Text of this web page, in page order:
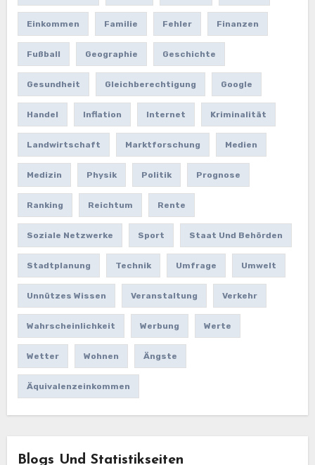
Einkommen Familie Fehler Finanzen
Fußball Geographie Geschichte
Gesundheit Gleichberechtigung Google
Handel Inflation Internet Kriminalität
Landwirtschaft Marktforschung Medien
Medizin Physik Politik Prognose
Ranking Reichtum Rente
Soziale Netzwerke Sport Staat Und Behörden
Stadtplanung Technik Umfrage Umwelt
Unnützes Wissen Veranstaltung Verkehr
Wahrscheinlichkeit Werbung Werte
Wetter Wohnen Ängste
Äquivalenzeinkommen
Blogs Und Statistikseiten